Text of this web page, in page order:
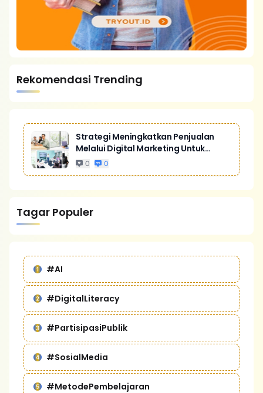
Rekomendasi Trending
Strategi Meningkatkan Penjualan
Melalui Digital Marketing Untuk
Bisnis Yang Lebih Kompetitif
0 0
Tagar Populer
#AI
#DigitalLiteracy
#PartisipasiPublik
#SosialMedia
#MetodePembelajaran